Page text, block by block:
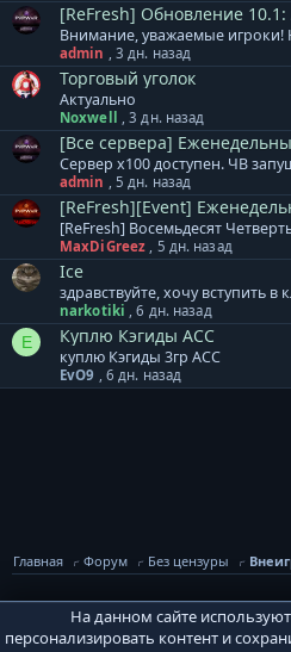
[ReFresh] Обновление
admin , 3 дн. назад
Торговый уголок
Актуально
Noxwell ,3 дн. назад
Сервер x100 доступен. ЧВ
admin , 5 дн. назад
[ReFresh][Event]
MaxDiGreez , 5 дн. назад
Ice
narkotiki ,6 дн. назад
E Куплю Кэгиды АСС
куплю Кэгиды 3гр АСС
EvO9 , 6 дн. назад
Главная Форум Без цензуры
PVPWaR Base
На данном сайте
персонализировать контент и